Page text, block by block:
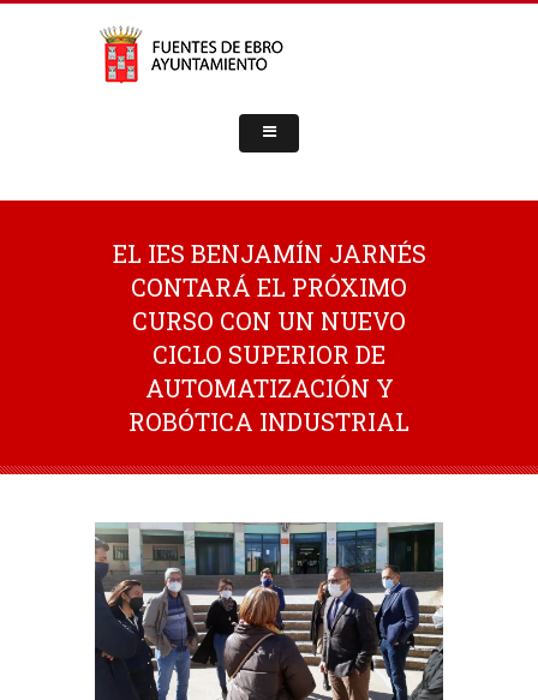
EL IES BENJAMÍN JARNÉS
CONTARÁ EL PRÓXIMO
CURSO CON UN NUEVO
CICLO SUPERIOR DE
AUTOMATIZACIÓN Y
ROBÓTICA INDUSTRIAL